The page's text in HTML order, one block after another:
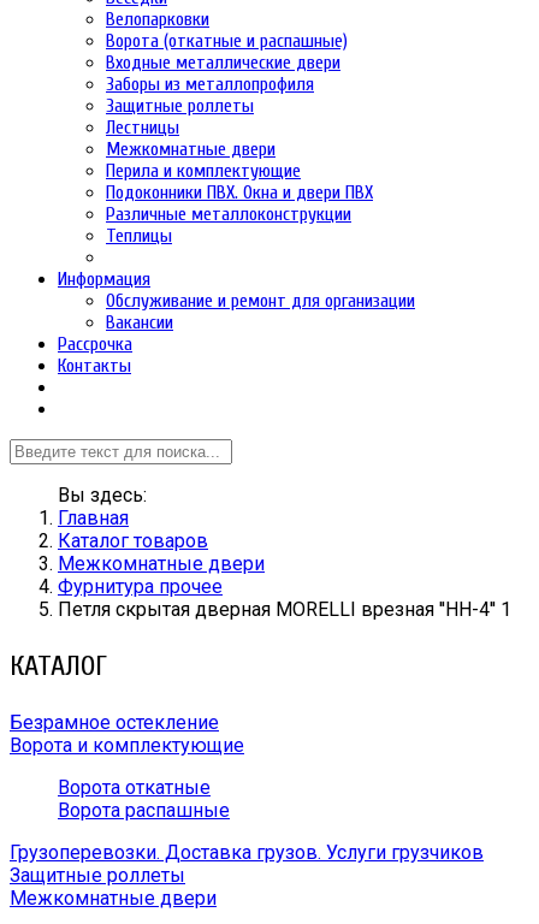
Велопарковки
Ворота (откатные и распашные)
Входные металлические двери
Заборы из металлопрофиля
Защитные роллеты
Лестницы
Межкомнатные двери
Перила и комплектующие
Подоконники ПВХ. Окна и двери ПВХ
Различные металлоконструкции
Теплицы
Информация
Обслуживание и ремонт для организации
Вакансии
Рассрочка
Контакты
Вы здесь:
Главная
Каталог товаров
Межкомнатные двери
Фурнитура прочее
Петля скрытая дверная MORELLI врезная ''HH-4'' 1
КАТАЛОГ
Безрамное остекление
Ворота и комплектующие
Ворота откатные
Ворота распашные
Грузоперевозки. Доставка грузов. Услуги грузчиков
Защитные роллеты
Межкомнатные двери